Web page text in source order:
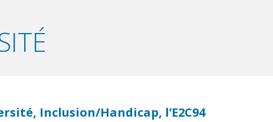
Inclusion/Handicap, l’E2C94